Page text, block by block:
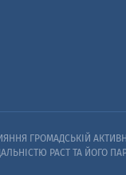
ГРОМАДСЬКІЙ
PACT ТА ЙОГО